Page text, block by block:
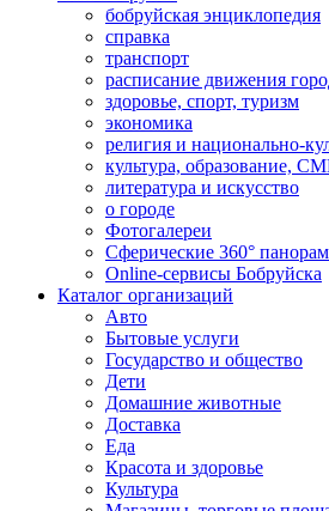
бобруйская энциклопедия
справка
транспорт
расписание движения
здоровье, спорт, туризм
экономика
религия и национально-
культура, образование,
литература и искусство
о городе
Фотогалереи
Сферические 360°
Online-сервисы Бобруйска
Каталог организаций
Авто
Бытовые услуги
Государство и общество
Дети
Домашние животные
Доставка
Еда
Красота и здоровье
Культура